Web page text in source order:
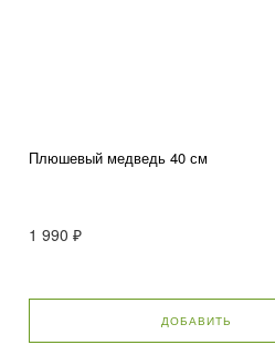
Плюшевый медведь 40 см
1 990 ₽
ДОБАВИТЬ